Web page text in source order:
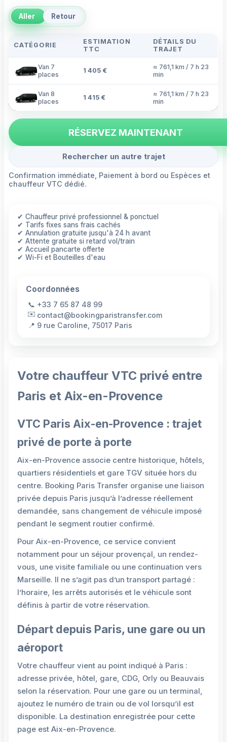
Aller Retour
CATÉGORIE
ESTIMATION
TTC
DÉTAILS DU
TRAJET
Van 7
places
1 405 €
≈ 761,1 km / 7 h 23
min
Van 8
places
1 415 €
≈ 761,1 km / 7 h 23
min
RÉSERVEZ MAINTENANT
Rechercher un autre trajet
Confirmation immédiate, Paiement à bord ou Espèces et
chauffeur VTC dédié.
✔ Chauffeur privé professionnel & ponctuel
✔ Tarifs fixes sans frais cachés
✔ Annulation gratuite jusqu'à 24 h avant
✔ Attente gratuite si retard vol/train
✔ Accueil pancarte offerte
✔ Wi-Fi et Bouteilles d'eau
Coordonnées
📞 +33 7 65 87 48 99
✉️ contact@bookingparistransfer.com
📍 9 rue Caroline, 75017 Paris
Votre chauffeur VTC privé entre
Paris et Aix-en-Provence
VTC Paris Aix-en-Provence : trajet
privé de porte à porte
Aix-en-Provence associe centre historique, hôtels,
quartiers résidentiels et gare TGV située hors du
centre. Booking Paris Transfer organise une liaison
privée depuis Paris jusqu’à l’adresse réellement
demandée, sans changement de véhicule imposé
pendant le segment routier confirmé.
Pour Aix-en-Provence, ce service convient
notamment pour un séjour provençal, un rendez-
vous, une visite familiale ou une continuation vers
Marseille. Il ne s’agit pas d’un transport partagé :
l’horaire, les arrêts autorisés et le véhicule sont
définis à partir de votre réservation.
Départ depuis Paris, une gare ou un
aéroport
Votre chauffeur vient au point indiqué à Paris :
adresse privée, hôtel, gare, CDG, Orly ou Beauvais
selon la réservation. Pour une gare ou un terminal,
ajoutez le numéro de train ou de vol lorsqu’il est
disponible. La destination enregistrée pour cette
page est Aix-en-Provence.